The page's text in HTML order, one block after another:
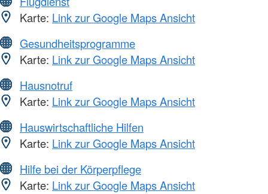
Karte: Link zur Google Maps Ansicht
Gesundheitsprogramme
Karte: Link zur Google Maps Ansicht
Hausnotruf
Karte: Link zur Google Maps Ansicht
Hauswirtschaftliche Hilfen
Karte: Link zur Google Maps Ansicht
Hilfe bei der Körperpflege
Karte: Link zur Google Maps Ansicht